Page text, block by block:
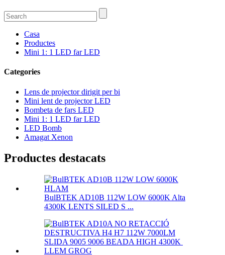
Casa
Productes
Mini 1: 1 LED far LED
Categories
Lens de projector dirigit per bi
Mini lent de projector LED
Bombeta de fars LED
Mini 1: 1 LED far LED
LED Bomb
Amagat Xenon
Productes destacats
BulBTEK AD10B 112W LOW 6000K Alta
4300K ​​LENTS SILED S ...